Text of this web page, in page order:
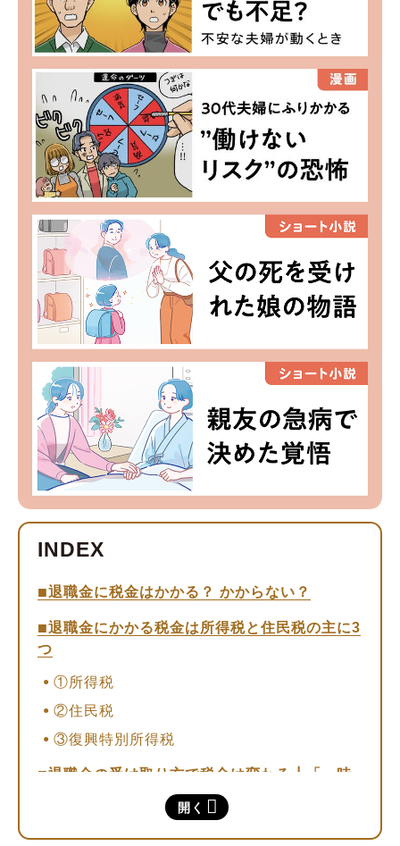
開く
退職金に税金はかかる？ かからない？
退職金にかかる税金は所得税と住民税の主に3
つ
①所得税
②住民税
③復興特別所得税
退職金の受け取り方で税金は変わる┃「一時
金」と「年金」を比較